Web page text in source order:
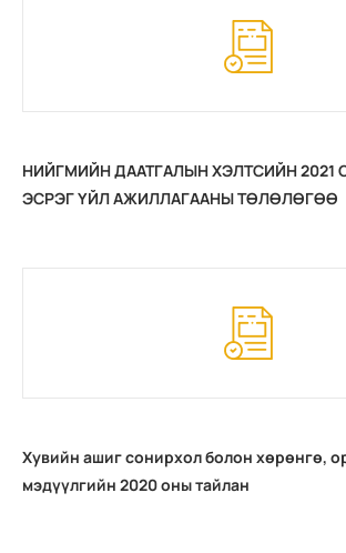
НИЙГМИЙН ДААТГАЛЫН ХЭЛТСИЙН 2021
ЭСРЭГ ҮЙЛ АЖИЛЛАГААНЫ ТӨЛӨЛӨГӨӨ
Хувийн ашиг сонирхол болон хөрөнгө,
мэдүүлгийн 2020 оны тайлан